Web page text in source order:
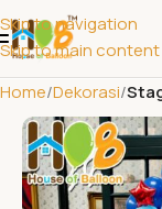
Skip to navigation
Skip to main content
Home Dekorasi